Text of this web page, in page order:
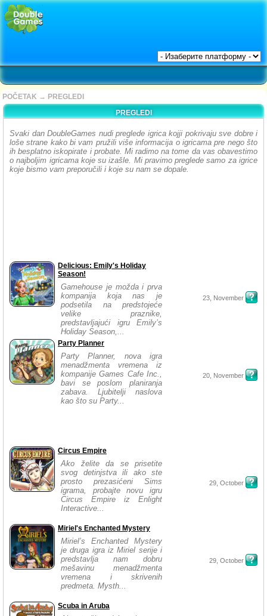
POČETAK → PREGLEDI
PREGLEDI
Svaki dan DoubleGames nudi preglede igrica kojji pokrivaju sve dobre i
loše strane kako bi vam pružili više informacija o igricama pre nego što
ih besplatno iskopirate i probate. Mi radimo na tome da vas obavestimo
o najboljim igricama koje su izašle. Mi pravimo preglede samo za igrice
koje bismo vam preporučili i koje su nam se dopale.
Delicious: Emily's Holiday
Season!
Gamehouse je možda i prva
kompanija koja nas je
podsetila na predstojeće
velike praznike,
predstavljajući igru Emily’s
Holiday Season,...
23, November
Party Planner
Party Planner, nova igra
menadžmenta vremena iz
kompanije Games Cafe Inc.,
bavi se poslom planiranja
zabava. Ljubitelji naslova
kao što su Party...
20, November
Circus Empire
Ako želite da se prisetite
svog detinjstva ili ako ste
prosto prezasićeni Sims
igrama, probajte novu igru
Circus Empire iz Enlight
Interactive...
29, October
Miriel's Enchanted Mystery
Miriel’s Enchanted Mystery
je druga igra iz Miriel serije i
predstavlja nam dobru
mešavinu menadžmenta
vremena i skrivenih
predmeta. Mysth...
29, October
Scuba in Aruba